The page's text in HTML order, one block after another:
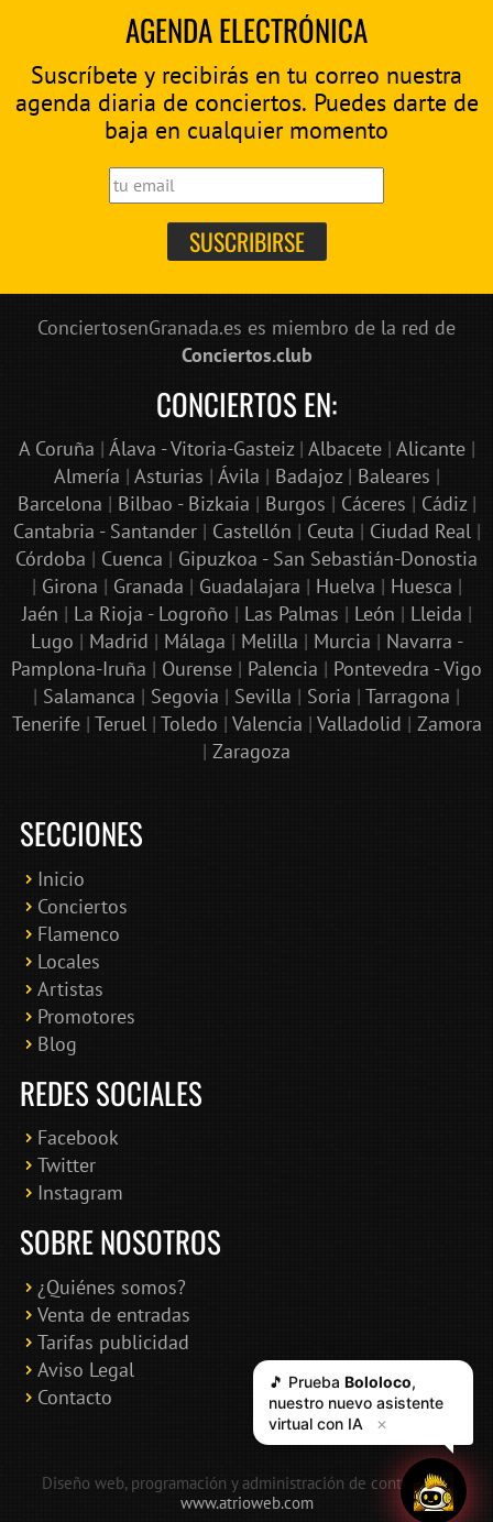
AGENDA ELECTRÓNICA
Suscríbete y recibirás en tu correo nuestra
agenda diaria de conciertos. Puedes darte de
baja en cualquier momento
ConciertosenGranada.es es miembro de la red de
Conciertos.club
CONCIERTOS EN:
A Coruña | Álava - Vitoria-Gasteiz| Albacete| Alicante|
Almería | Asturias | Ávila | Badajoz| Baleares |
Barcelona | Bilbao - Bizkaia | Burgos | Cáceres | Cádiz|
Cantabria - Santander| Castellón | Ceuta | Ciudad Real|
Córdoba | Cuenca | Gipuzkoa - San Sebastián-Donostia
| Girona | Granada | Guadalajara | Huelva | Huesca |
Jaén | La Rioja - Logroño | Las Palmas | León | Lleida |
Lugo | Madrid | Málaga | Melilla | Murcia | Navarra -
Pamplona-Iruña | Ourense | Palencia | Pontevedra - Vigo
| Salamanca | Segovia | Sevilla | Soria | Tarragona |
Tenerife| Teruel| Toledo | Valencia | Valladolid | Zamora
| Zaragoza
SECCIONES
Inicio
Conciertos
Flamenco
Locales
Artistas
Promotores
Blog
REDES SOCIALES
Facebook
Twitter
Instagram
SOBRE NOSOTROS
¿Quiénes somos?
Venta de entradas
Tarifas publicidad
Aviso Legal
Contacto
Diseño web, programación y administración de contenidos:
www.atrioweb.com
🎵 Prueba Bololoco,
nuestro nuevo asistente
virtual con IA
✕